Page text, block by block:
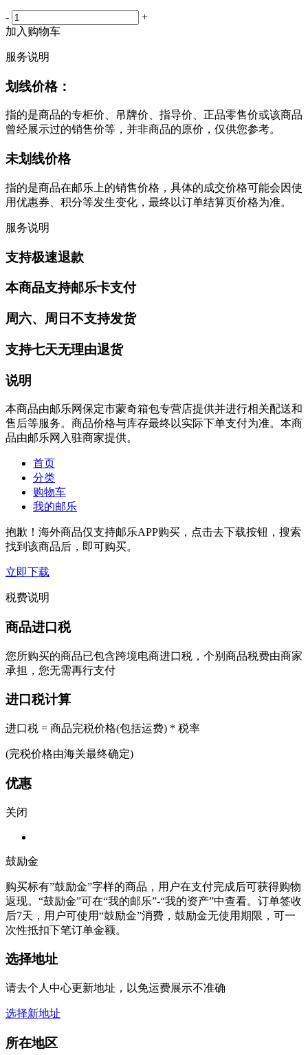
-
+
加入购物车
服务说明
划线价格：
指的是商品的专柜价、吊牌价、指导价、正品零售价或该商品
曾经展示过的销售价等，并非商品的原价，仅供您参考。
未划线价格
指的是商品在邮乐上的销售价格，具体的成交价格可能会因使
用优惠券、积分等发生变化，最终以订单结算页价格为准。
服务说明
支持极速退款
本商品支持邮乐卡支付
周六、周日不支持发货
支持七天无理由退货
说明
本商品由邮乐网保定市蒙奇箱包专营店提供并进行相关配送和
售后等服务。商品价格与库存最终以实际下单支付为准。本商
品由邮乐网入驻商家提供。
首页
分类
购物车
我的邮乐
抱歉！海外商品仅支持邮乐APP购买，点击去下载按钮，搜索
找到该商品后，即可购买。
立即下载
税费说明
商品进口税
您所购买的商品已包含跨境电商进口税，个别商品税费由商家
承担，您无需再行支付
进口税计算
进口税 = 商品完税价格(包括运费) * 税率
(完税价格由海关最终确定)
优惠
关闭
鼓励金
购买标有”鼓励金”字样的商品，用户在支付完成后可获得购物
返现。“鼓励金”可在“我的邮乐”-“我的资产”中查看。订单签收
后7天，用户可使用“鼓励金”消费，鼓励金无使用期限，可一
次性抵扣下笔订单金额。
选择地址
请去个人中心更新地址，以免运费展示不准确
选择新地址
所在地区